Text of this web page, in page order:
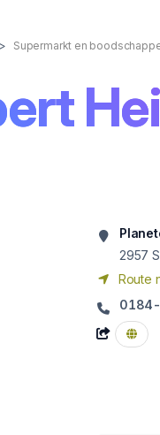
Supermarkt en
2957
Route